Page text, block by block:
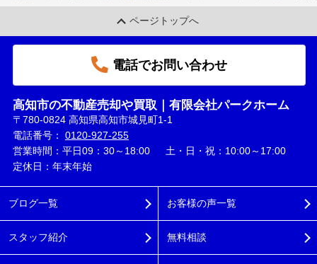
ページトップへ
電話でお問い合わせ
高知市の不動産売却や買取｜有限会社パークホーム
〒780-0824 高知県高知市城見町1-1
電話番号： 0120-927-255
営業時間：平日09：30～18:00 土・日・祝：10:00～17:00
定休日：年末年始
ブログ一覧
スタッフ紹介
お客様の声一覧
無料相談